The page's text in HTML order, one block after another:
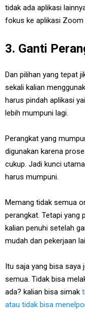
tidak ada aplikasi
fokus ke aplikasi Zoom
3. Ganti
Dan pilihan yang tepat
sekali kalian
harus pindah aplikasi
lebih mumpuni lagi.
Perangkat yang
digunakan karena
cukup. Jadi kunci
harus mumpuni.
Memang tidak semua
perangkat. Tetapi yang
kalian penuhi setelah
mudah dan pekerjaan
Itu saja yang bisa saya
semua. Tidak bisa
ada? kalian bisa simak
atau tidak bisa